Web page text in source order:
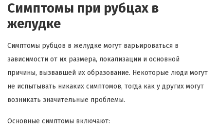
Симптомы при рубцах в
желудке
Симптомы рубцов в желудке могут варьироваться в
зависимости от их размера, локализации и основной
причины, вызвавшей их образование. Некоторые люди могут
не испытывать никаких симптомов, тогда как у других могут
возникать значительные проблемы.
Основные симптомы включают: